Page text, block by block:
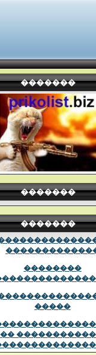
�������
�������
�������
��������
�����
�� �����������